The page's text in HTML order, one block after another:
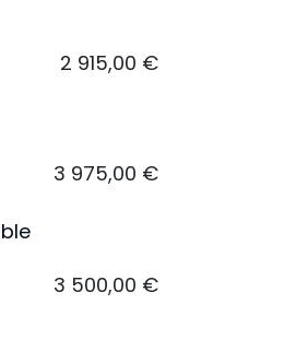
2 915,00 €
3 975,00 €
3 500,00 €